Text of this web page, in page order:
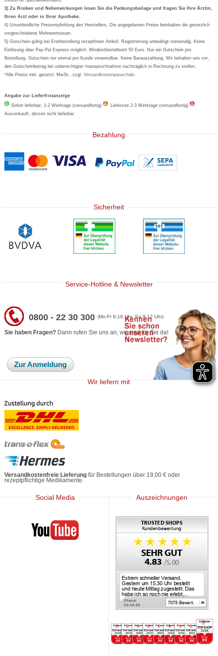
Formoline
Wick
Eucerin
Basica
3) Zu Risiken und Nebenwirkungen lesen Sie die Packungsbeilage und fragen Sie Ihre Ärztin,
Ihren Arzt oder in Ihrer Apotheke.
4) Unverbindliche Preisempfehlung des Herstellers. Die angegebenen Preise beinhalten die gesetzlich
vorgeschriebene Mehrwertsteuer.
5) Gutschein gültig bei Erstbestellung rezeptfreier Artikel. Registrierung unbedingt notwendig. Keine
Einlösung über Pay-Pal Express möglich. Mindestbestellwert 50 Euro. Nur ein Gutschein pro
Bestellung. Gutschein nur einmal pro Kunde verwendbar. Keine Barauszahlung. Wir behalten uns vor,
den Gutscheinbetrag bei unberechtigter Inanspruchnahme nachträglich in Rechnung zu stellen.
*Alle Preise inkl. gesetzl. MwSt., zzgl.Versandkostenpauschale
Angabe zur Lieferfristanzeige
Sofort lieferbar, 1-2 Werktage (versandfertig)
Lieferzeit 2-3 Werktage (versandfertig)
Ausverkauft, derzeit nicht lieferbar
Bezahlung
Sicherheit
Service-Hotline & Newsletter
0800 - 22 30 300(Mo-Fr 8-18 Uhr, Sa 9-12 Uhr)
Sie haben Fragen? Dann rufen Sie uns an, wir sind für Sie da!
Zur Anmeldung
Wir liefern mit
Versandkostenfreie Lieferung für Bestellungen über 19,00 € oder
rezeptpflichtige Medikamente.
Social Media
Mediherz
Auszeichnungen